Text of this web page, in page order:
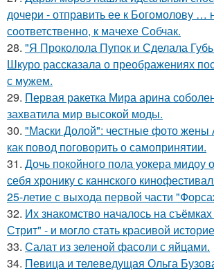
дочери - отправить ее к Богомолову …
соответственно, к мачехе Собчак.
28. "Я Проколола Пупок и Сделала
Шкуро рассказала о преображениях
с мужем.
29. Первая ракетка Мира арина
захватила мир высокой моды.
30. "Маски Долой": честные фото жены
как повод поговорить о самопринятии.
31. Дочь покойного пола уокера мидоу
себя хронику с каннского
25-летие с выхода первой части
32. Их знакомство началось на
Стрит" - и могло стать красивой
33. Салат из зеленой фасоли с яйцами.
34. Певица и телеведущая Ольга